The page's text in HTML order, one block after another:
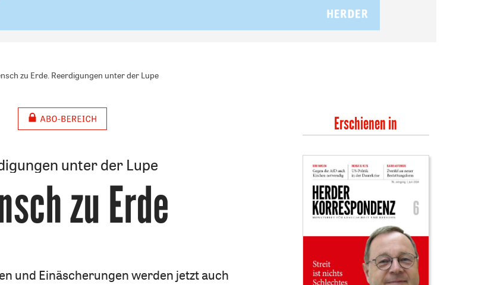
zu Erde. Reerdigungen unter der Lupe
unter der Lupe
:
zu Erde
und Einäscherungen werden jetzt auch
Erschienen in